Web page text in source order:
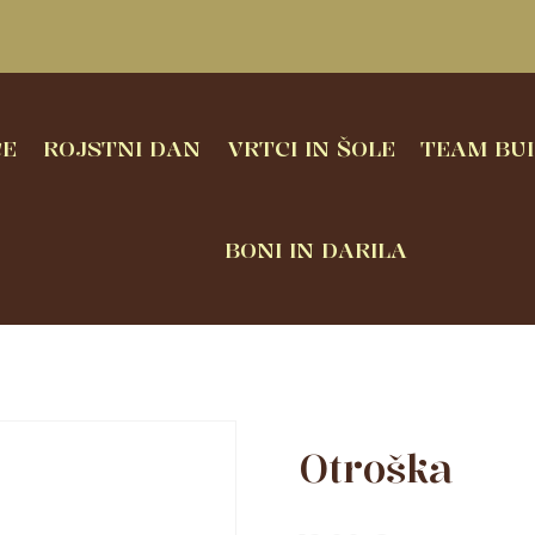
ROJSTNI DAN VRTCI IN ŠOLE TEAM
BONI IN DARILA
Otroška